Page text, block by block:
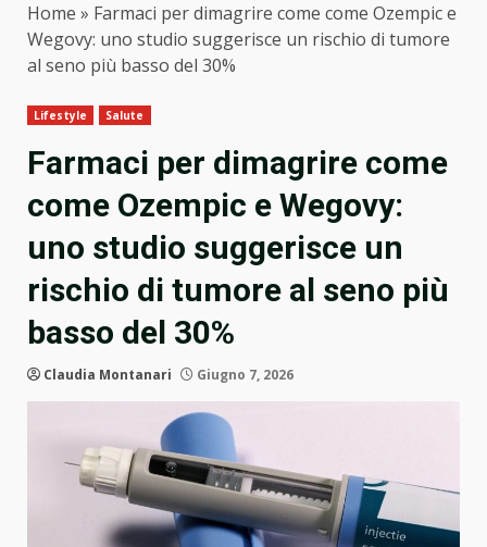
Home » Farmaci per dimagrire come come Ozempic e
Wegovy: uno studio suggerisce un rischio di tumore
al seno più basso del 30%
Lifestyle Salute
Farmaci per dimagrire come
come Ozempic e Wegovy:
uno studio suggerisce un
rischio di tumore al seno più
basso del 30%
Claudia Montanari Giugno 7, 2026